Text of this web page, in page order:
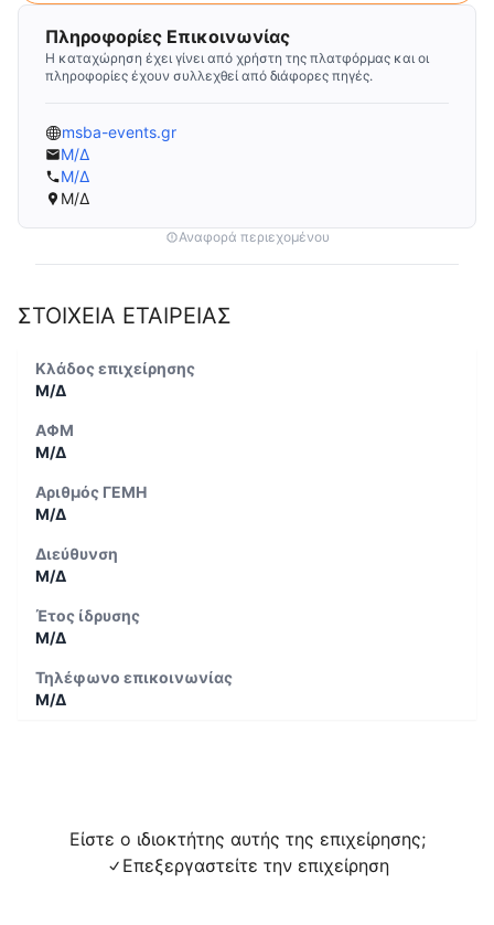
Πληροφορίες Επικοινωνίας
Η καταχώρηση έχει γίνει από χρήστη της πλατφόρμας και οι
πληροφορίες έχουν συλλεχθεί από διάφορες πηγές.
msba-events.gr
Μ/Δ
Μ/Δ
Μ/Δ
Αναφορά περιεχομένου
ΣΤΟΙΧΕΙΑ ΕΤΑΙΡΕΙΑΣ
Κλάδος επιχείρησης
Μ/Δ
ΑΦΜ
Μ/Δ
Αριθμός ΓΕΜΗ
Μ/Δ
Διεύθυνση
Μ/Δ
Έτος ίδρυσης
Μ/Δ
Τηλέφωνο επικοινωνίας
Μ/Δ
Είστε ο ιδιοκτήτης αυτής της επιχείρησης;
Επεξεργαστείτε την επιχείρηση